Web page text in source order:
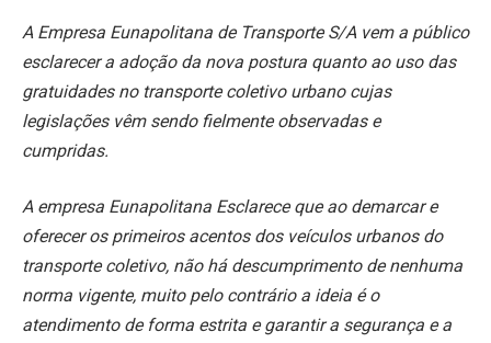
A Empresa Eunapolitana de Transporte S/A vem a público
esclarecer a adoção da nova postura quanto ao uso das
gratuidades no transporte coletivo urbano cujas
legislações vêm sendo fielmente observadas e
cumpridas.
A empresa Eunapolitana Esclarece que ao demarcar e
oferecer os primeiros acentos dos veículos urbanos do
transporte coletivo, não há descumprimento de nenhuma
norma vigente, muito pelo contrário a ideia é o
atendimento de forma estrita e garantir a segurança e a